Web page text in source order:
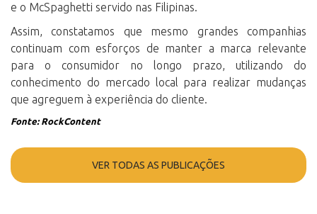
e o McSpaghetti servido nas Filipinas.
Assim, constatamos que mesmo grandes companhias
continuam com esforços de manter a marca relevante
para o consumidor no longo prazo, utilizando do
conhecimento do mercado local para realizar mudanças
que agreguem à experiência do cliente.
Fonte: RockContent
VER TODAS AS PUBLICAÇÕES